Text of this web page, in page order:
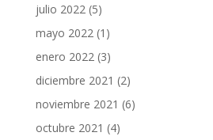
julio 2022(5)
mayo 2022(1)
enero 2022(3)
diciembre 2021 (2)
noviembre 2021 (6)
octubre 2021 (4)